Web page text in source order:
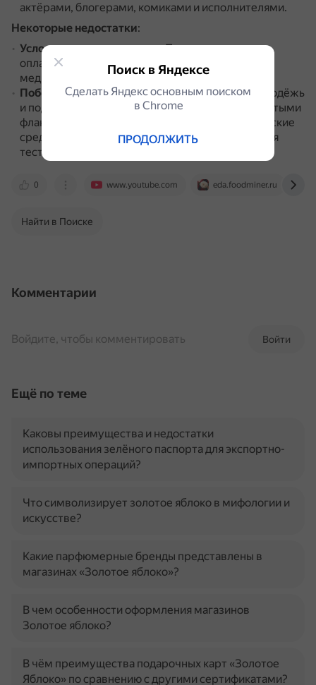
актёрами, блогерами, комиками и исполнителями.
Некоторые недостатки:
Условия для поставщиков.Поставщики сами
оплачивают рекламу и продвижение во всех
медиаканалах торговой сети.
Побочный эффект «атмосферы свободы».Молодёжь
и подростки приходят в магазины со своими пустыми
флакончиками и отливают парфюм и косметические
средства из пробников, которые выставлены для
тестирования.
0 www.youtube.com eda.foodminer.ru
Найти в Поиске
Комментарии
Войти
Войдите, чтобы комментировать
Ещё по теме
Каковы преимущества и недостатки
использования зелёного паспорта для экспортно-
импортных операций?
Что символизирует золотое яблоко в мифологии и
искусстве?
Какие парфюмерные бренды представлены в
магазинах «Золотое яблоко»?
В чем особенности оформления магазинов
Золотое яблоко?
В чём преимущества подарочных карт «Золотое
Яблоко» по сравнению с другими сертификатами?
Поиск в Яндексе
Сделать Яндекс основным поиском
в Сhrome
ПРОДОЛЖИТЬ